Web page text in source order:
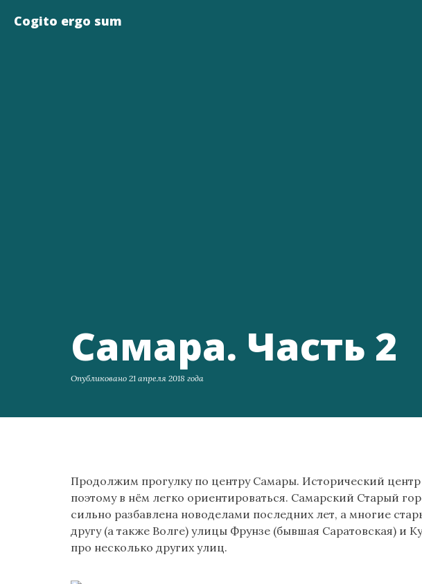
Cogito ergo sum
Самара. Часть 2
Опубликовано 21 апреля 2018 года
Продолжим прогулку по центру Самары. Исторический
поэтому в нём легко ориентироваться. Самарский Старый
сильно разбавлена новоделами последних лет, а многие
другу (а также Волге) улицы Фрунзе (бывшая Саратовская) и
про несколько других улиц.